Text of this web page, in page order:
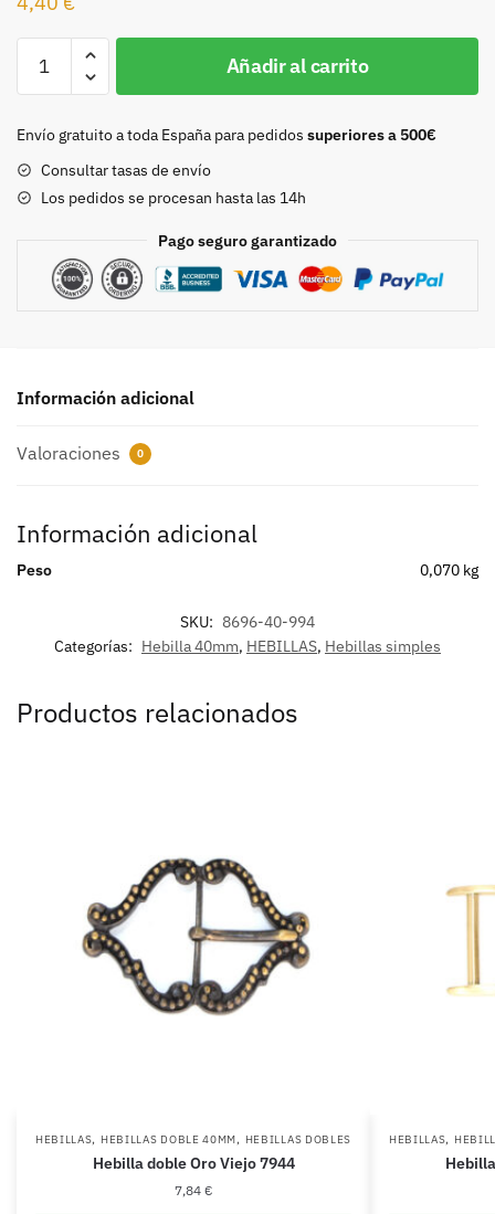
40mm
8696
Añadir al carrito
Envío gratuito a toda España para pedidos superiores a 500€
Consultar tasas de envío
Los pedidos se procesan hasta las 14h
Pago seguro garantizado
Información adicional
Valoraciones 0
Información adicional
Peso 0,070 kg
SKU: 8696-40-994
Categorías: Hebilla 40mm, HEBILLAS, Hebillas simples
Productos relacionados
HEBILLAS, HEBILLAS DOBLE 40MM, HEBILLAS DOBLES
Hebilla doble Oro Viejo 7944
7,84 €
HEBILLAS,